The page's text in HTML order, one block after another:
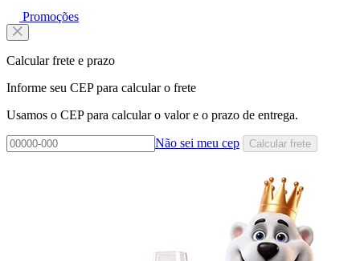
Promoções
Calcular frete e prazo
Informe seu CEP para calcular o frete
Usamos o CEP para calcular o valor e o prazo de entrega.
Não sei meu cep Calcular frete